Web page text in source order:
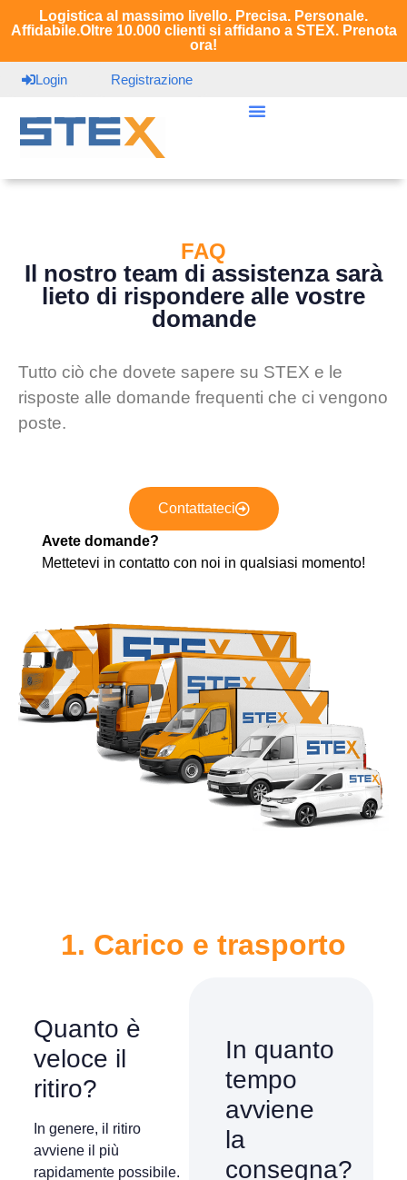
Logistica al massimo livello. Precisa. Personale.
Affidabile.Oltre 10.000 clienti si affidano a STEX. Prenota
ora!
Login Registrazione
FAQ
Il nostro team di assistenza sarà
lieto di rispondere alle vostre
domande
Tutto ciò che dovete sapere su STEX e le
risposte alle domande frequenti che ci vengono
poste.
Contattateci
Avete domande?
Mettetevi in contatto con noi in qualsiasi momento!
1. Carico e trasporto
Quanto è
veloce il
ritiro?
In genere, il ritiro
avviene il più
rapidamente possibile.
In quanto
tempo
avviene
la
consegna?